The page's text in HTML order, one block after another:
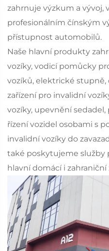
zahrnuje výzkum a vývoj,
profesionálním čínským
přístupnost automobilů.
Naše hlavní produkty
vozíky, vodicí pomůcky
vozíků, elektrické stupně,
zařízení pro invalidní
vozíky, upevnění
řízení vozidel osobami s
invalidní vozíky do
také poskytujeme služby
hlavní domácí i zahraniční